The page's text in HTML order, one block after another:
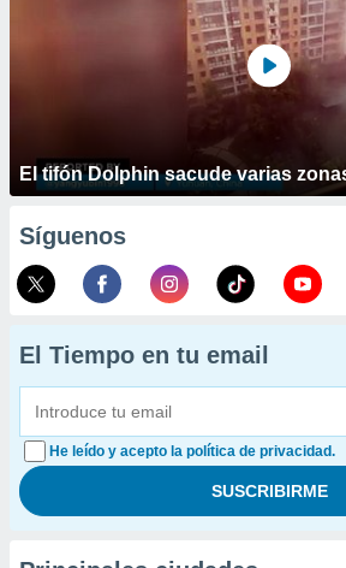
El tifón Dolphin sacude varias
Síguenos
El Tiempo en tu email
He leído y acepto la política de privacidad.